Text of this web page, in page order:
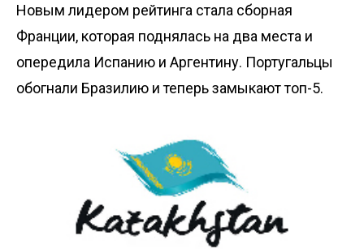
Новым лидером рейтинга стала сборная
Франции, которая поднялась на два места и
опередила Испанию и Аргентину. Португальцы
обогнали Бразилию и теперь замыкают топ-5.